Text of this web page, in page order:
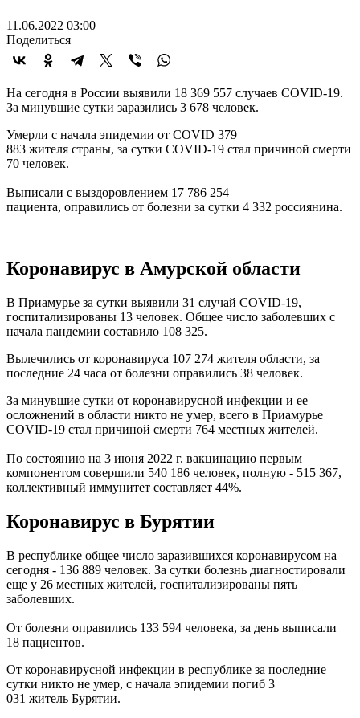
11.06.2022 03:00
Поделиться
На сегодня в России выявили 18 369 557 случаев COVID-19.
За минувшие сутки заразились 3 678 человек.
Умерли с начала эпидемии от COVID 379
883 жителя страны, за сутки COVID-19 стал причиной смерти
70 человек.
Выписали с выздоровлением 17 786 254
пациента, оправились от болезни за сутки 4 332 россиянина.
Коронавирус в Амурской области
В Приамурье за сутки выявили 31 случай COVID-19,
госпитализированы 13 человек. Общее число заболевших с
начала пандемии составило 108 325.
Вылечились от коронавируса 107 274 жителя области, за
последние 24 часа от болезни оправились 38 человек.
За минувшие сутки от коронавирусной инфекции и ее
осложнений в области никто не умер, всего в Приамурье
COVID-19 стал причиной смерти 764 местных жителей.
По состоянию на 3 июня 2022 г. вакцинацию первым
компонентом совершили 540 186 человек, полную - 515 367,
коллективный иммунитет составляет 44%.
Коронавирус в Бурятии
В республике общее число заразившихся коронавирусом на
сегодня - 136 889 человек. За сутки болезнь диагностировали
еще у 26 местных жителей, госпитализированы пять
заболевших.
От болезни оправились 133 594 человека, за день выписали
18 пациентов.
От коронавирусной инфекции в республике за последние
сутки никто не умер, с начала эпидемии погиб 3
031 житель Бурятии.